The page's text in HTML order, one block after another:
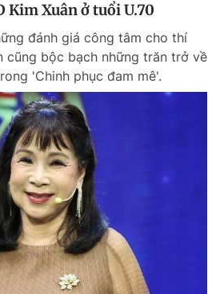
Kim Xuân ở tuổi U.70
đánh giá công tâm cho thí
cũng bộc bạch những trăn trở về
'Chinh phục đam mê'.